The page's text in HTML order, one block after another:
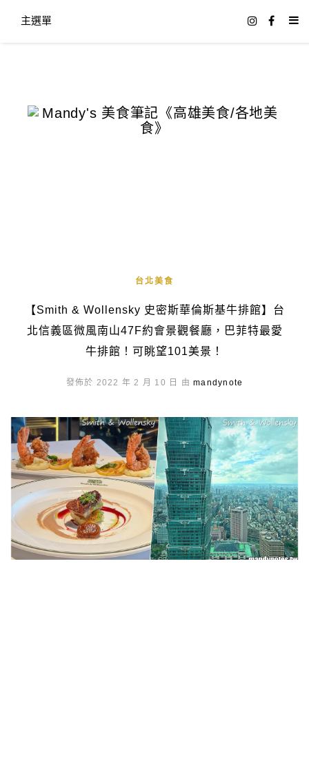
主選單
台北美食
【Smith & Wollensky 史密斯華倫斯基牛排館】台
北信義區微風南山47F約會景觀餐廳，巴菲特最愛
牛排館！可眺望101美景！
發佈於 2022 年 2 月 10 日 由mandynote